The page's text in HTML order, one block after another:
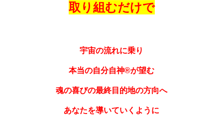
取り組むだけで
宇宙の流れに乗り
本当の自分自神®が望む
魂の喜びの最終目的地の方向へ
あなたを導いていくように